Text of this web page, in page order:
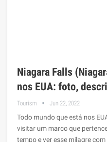
Niagara Falls
nos EUA: foto,
Tourism Jun 22, 2022
Todo mundo que está nos
visitar um marco que
tempo e ver esse milagre